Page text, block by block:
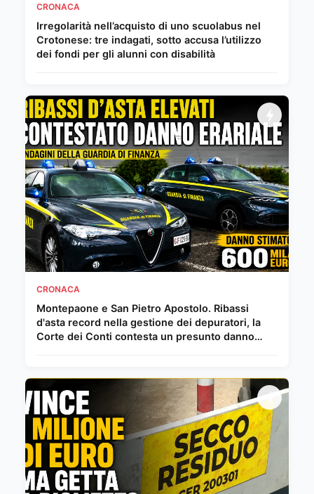
CRONACA
Irregolarità nell’acquisto di uno scuolabus nel
Crotonese: tre indagati, sotto accusa l’utilizzo
dei fondi per gli alunni con disabilità
CRONACA
Montepaone e San Pietro Apostolo. Ribassi
d'asta record nella gestione dei depuratori, la
Corte dei Conti contesta un presunto danno